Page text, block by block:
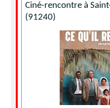
Ciné-rencontre à
(91240)